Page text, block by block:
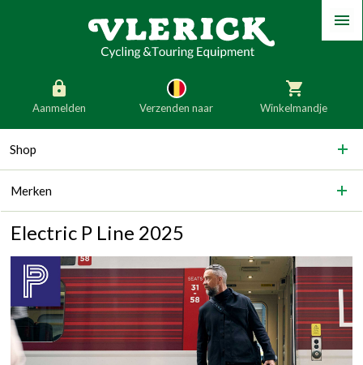
Aanmelden Verzenden naar
België
Duitsland
Frankrijk
Slovenië Italië
Denemarken Finland
Bulgarije Ierland
Winkelmandje
generic_skip_language
Menu
Shop
Merken
Electric P Line 2025